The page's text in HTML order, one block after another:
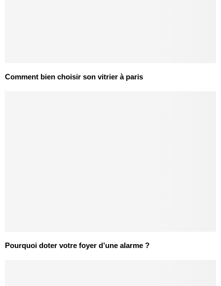
Comment bien choisir son vitrier à paris
Pourquoi doter votre foyer d’une alarme ?